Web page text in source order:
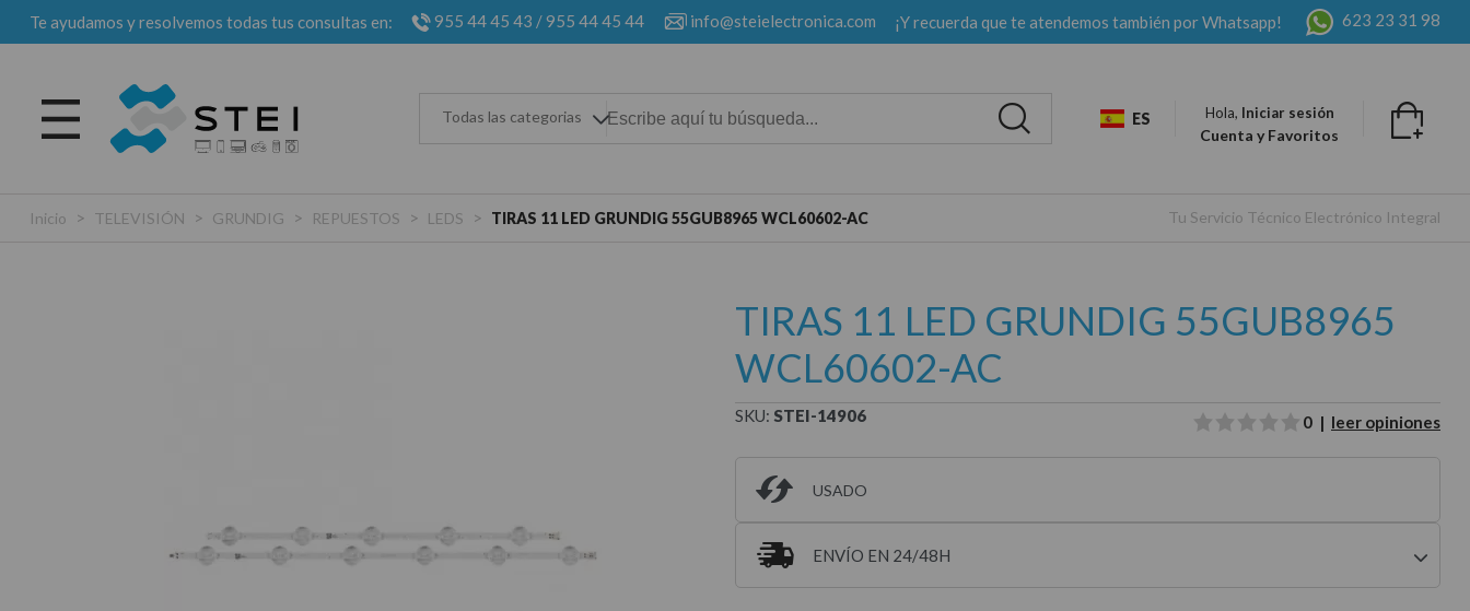
Te ayudamos y resolvemos todas tus consultas en: 955 44 45 43 /955 44 45 44 info@steielectronica.com ¡Y recuerda que te atendemos también por Whatsapp! 623 23 31 98
Todas las categorias ES Hola, Iniciar sesión
Cuenta y Favoritos
Inicio > TELEVISIÓN > GRUNDIG > REPUESTOS > LEDS > TIRAS 11 LED GRUNDIG 55GUB8965 WCL60602-AC Tu Servicio Técnico Electrónico Integral
TIRAS 11 LED GRUNDIG 55GUB8965
WCL60602-AC
SKU: STEI-14906 0 | leer opiniones
USADO
ENVÍO EN 24/48H